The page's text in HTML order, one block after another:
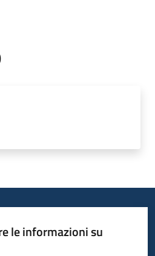
le informazioni su